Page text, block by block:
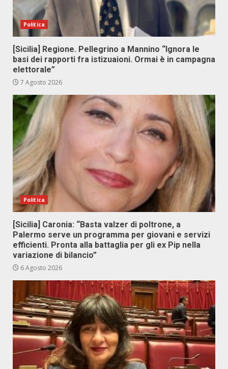
Politica
[Sicilia] Regione. Pellegrino a Mannino “Ignora le
basi dei rapporti fra istizuaioni. Ormai è in campagna
elettorale”
7 Agosto 2026
Politica
[Sicilia] Caronia: “Basta valzer di poltrone, a
Palermo serve un programma per giovani e servizi
efficienti. Pronta alla battaglia per gli ex Pip nella
variazione di bilancio”
6 Agosto 2026